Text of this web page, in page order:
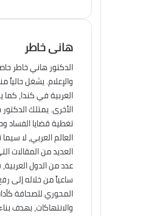
هانى خاطر
الدكتور هاني خاطر
والإعلام. يشغل
العربية في كندا، كما
الأخرى. يمتلك
تغطية قضايا الفساد
العالم العربي، لا
العديد من المقالات
عدد من الدول
ساعياً من خلاله إلى
المحوري للصحافة
والانتهاكات، بهدف